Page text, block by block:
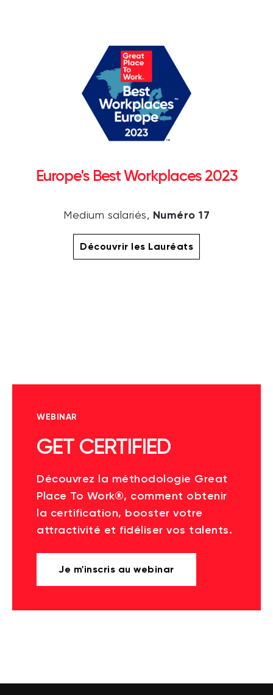
Europe's Best Workplaces 2023
Medium salariés, Numéro 17
Découvrir les Lauréats
WEBINAR
GET CERTIFIED
Découvrez la méthodologie Great
Place To Work®, comment obtenir
la certification, booster votre
attractivité et fidéliser vos talents.
Je m'inscris au webinar